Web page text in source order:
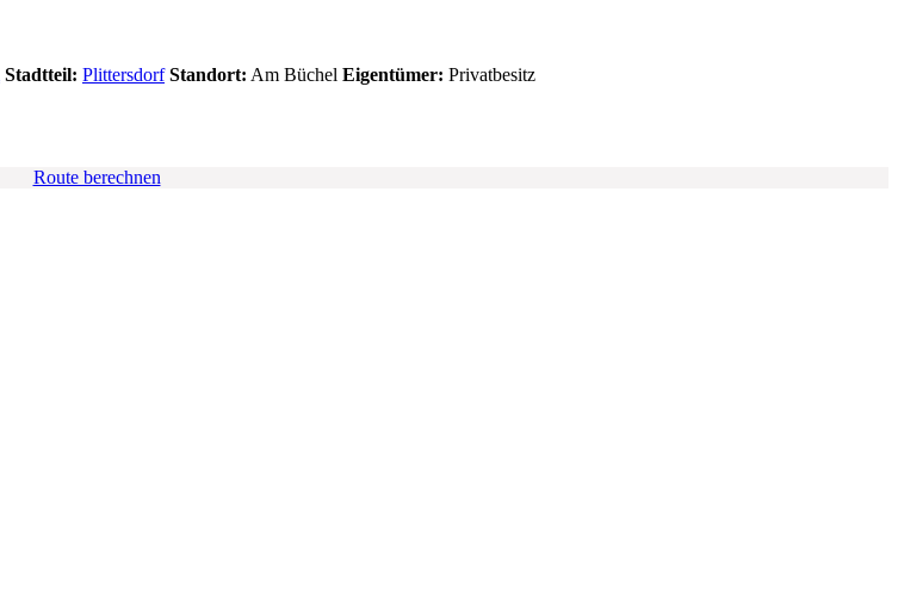
Stadtteil: Plittersdorf Standort: Am Büchel Eigentümer: Privatbesitz
Route berechnen